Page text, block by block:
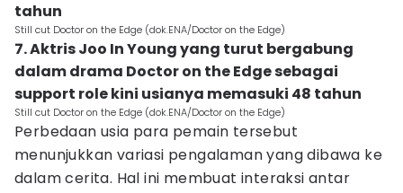
tahun
Still cut Doctor on the Edge (dok.ENA/Doctor on the Edge)
7. Aktris Joo In Young yang turut bergabung
dalam drama Doctor on the Edge sebagai
support role kini usianya memasuki 48 tahun
Still cut Doctor on the Edge (dok.ENA/Doctor on the Edge)
Perbedaan usia para pemain tersebut
menunjukkan variasi pengalaman yang dibawa ke
dalam cerita. Hal ini membuat interaksi antar